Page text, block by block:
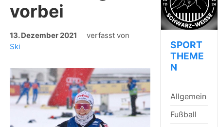
vorbei
13. Dezember 2021
verfasst von
Ski
SPORT
THEME
N
Allgemein
Fußball